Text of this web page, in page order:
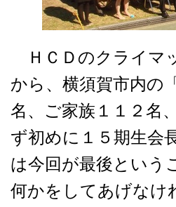
ＨＣＤのクライマ
から、横須賀市内の
名、ご家族１１２名
ず初めに１５期生会
は今回が最後という
何かをしてあげなけ